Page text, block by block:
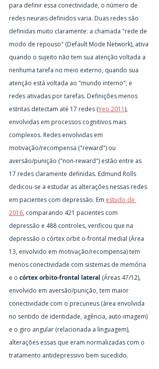
para definir essa conectividade, o número de
redes neurais definidos varia. Duas redes são
definidas muito claramente: a chamada "rede de
modo de repouso" (Default Mode Network), ativa
quando o sujeito não tem sua atenção voltada a
nenhuma tarefa no meio externo, quando sua
atenção está voltada ao "mundo interno"; e
redes ativadas por tarefas. Definições menos
estritas detectam até 17 redes (Yeo 2011),
envolvidas em processos cognitivos mais
complexos. Redes envolvidas em
motivação/recompensa ("reward") ou
aversão/punição ("non-reward") estão entre as
17 redes claramente definidas. Edmund Rolls
dedicou-se a estudar as alterações nessas redes
em pacientes com depressão. Em estudo de
2016, comparando 421 pacientes com
depressão e 488 controles, verificou que na
depressão o córtex orbit o-frontal medial (Área
13, envolvido em motivação/recompensa) tem
menos conectividade com sistemas de memória
e o córtex orbito-frontal lateral (Áreas 47/12),
envolvido em aversão/punição, tem maior
conectividade com o precuneus (área envolvida
no sentido de identidade, agência, auto-imagem)
e o giro angular (relacionada a linguagem),
alterações essas que eram normalizadas com o
tratamento antidepressivo bem sucedido.